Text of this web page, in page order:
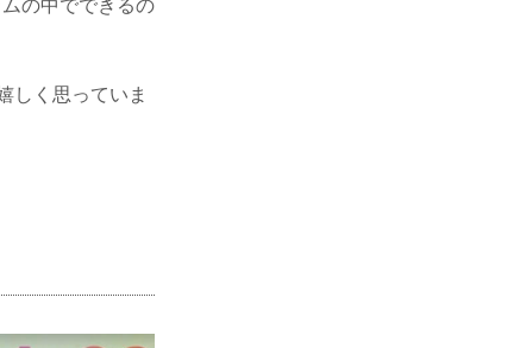
の中でできるの
しく思っていま